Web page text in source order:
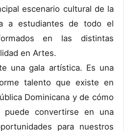
escenario cultural de la
a estudiantes de todo el
en las distintas
en Artes.
una gala artística. Es una
talento que existe en
Dominicana y de cómo
puede convertirse en una
para nuestros